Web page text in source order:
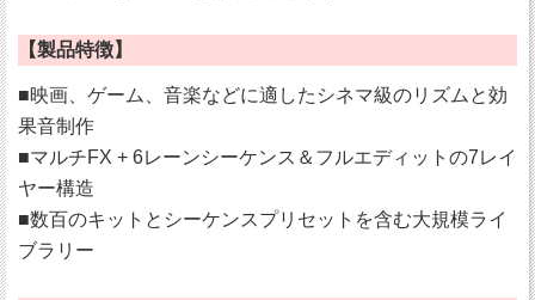
【製品特徴】
■映画、ゲーム、音楽などに適したシネマ級のリズムと効
果音制作
■マルチFX + 6レーンシーケンス＆フルエディットの7レイ
ヤー構造
■数百のキットとシーケンスプリセットを含む大規模ライ
ブラリー